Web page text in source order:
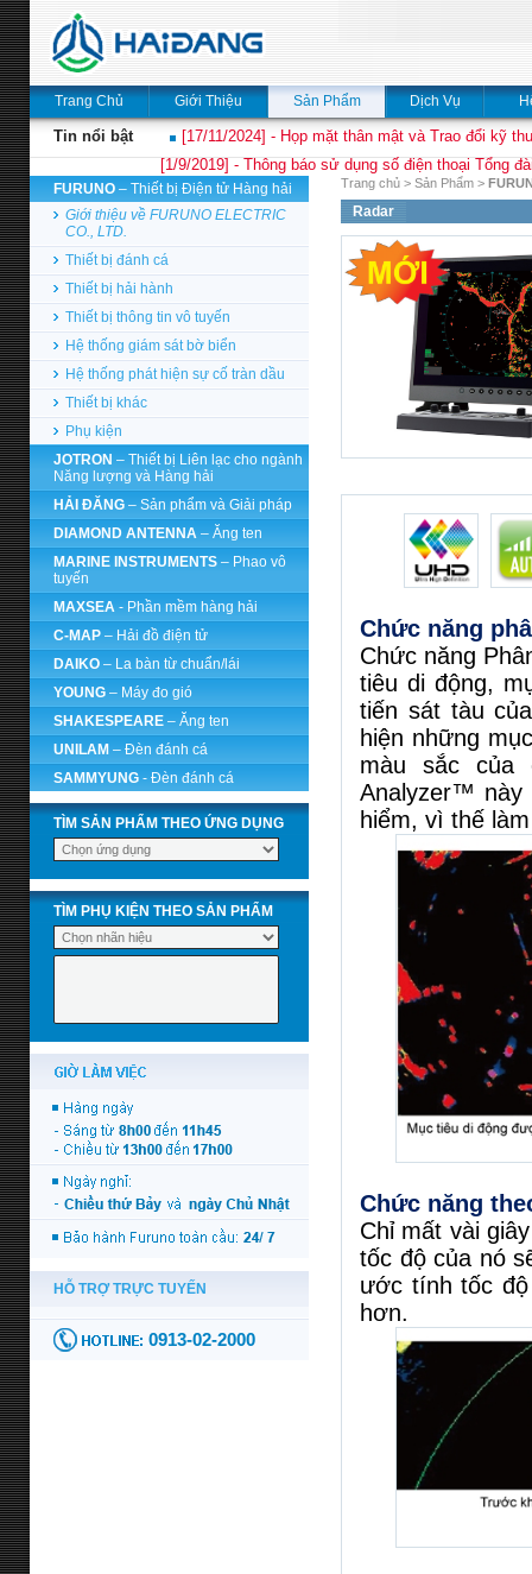
Trang Chủ Giới Thiệu Sản Phẩm Dịch Vụ
Tin nổi bật
[17/11/2024] - Họp mặt thân mật và Trao đổi kỹ
[1/9/2019] - Thông báo sử dụng số điện thoại Tổng
FURUNO – Thiết bị Điện tử Hàng hải
Giới thiệu về FURUNO ELECTRIC
CO., LTD.
Thiết bị đánh cá
Thiết bị hải hành
Thiết bị thông tin vô tuyến
Hệ thống giám sát bờ biển
Hệ thống phát hiện sự cố tràn dầu
Thiết bị khác
Phụ kiện
JOTRON – Thiết bị Liên lạc cho ngành
Năng lượng và Hàng hải
HẢI ĐĂNG – Sản phẩm và Giải pháp
DIAMOND ANTENNA – Ăng ten
MARINE INSTRUMENTS – Phao vô
tuyến
MAXSEA - Phần mềm hàng hải
C-MAP – Hải đồ điện tử
DAIKO – La bàn từ chuẩn/lái
YOUNG – Máy đo gió
SHAKESPEARE – Ăng ten
UNILAM – Đèn đánh cá
SAMMYUNG - Đèn đánh cá
TÌM SẢN PHẨM THEO ỨNG DỤNG
TÌM PHỤ KIỆN THEO SẢN PHẨM
Trang chủ > Sản Phẩm >
Radar
Chức năng
Chức năng
tiêu di động,
tiến sát tàu
hiện những
màu sắc của
Analyzer™ này
hiểm, vì thế
Chức năng
Chỉ mất vài
tốc độ của nó
ước tính tốc
hơn.